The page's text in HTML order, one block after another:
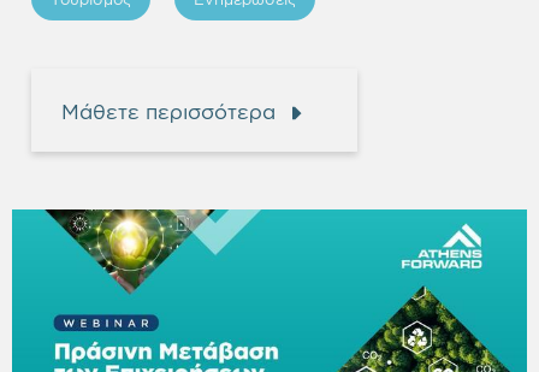
Μάθετε περισσότερα